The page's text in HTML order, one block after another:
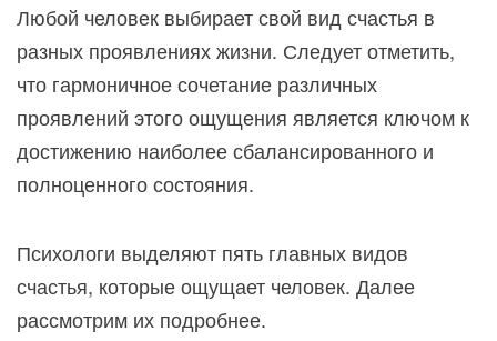
Любой человек выбирает свой вид счастья в
разных проявлениях жизни. Следует отметить,
что гармоничное сочетание различных
проявлений этого ощущения является ключом к
достижению наиболее сбалансированного и
полноценного состояния.
Психологи выделяют пять главных видов
счастья, которые ощущает человек. Далее
рассмотрим их подробнее.